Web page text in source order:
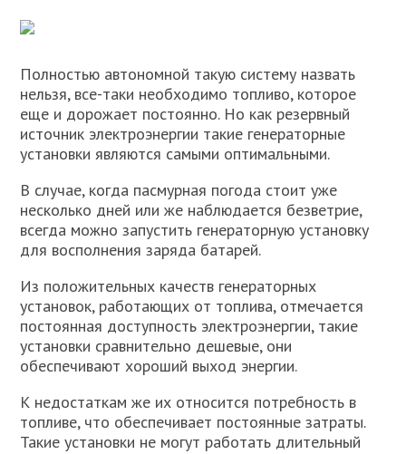
Полностью автономной такую систему назвать
нельзя, все-таки необходимо топливо, которое
еще и дорожает постоянно. Но как резервный
источник электроэнергии такие генераторные
установки являются самыми оптимальными.
В случае, когда пасмурная погода стоит уже
несколько дней или же наблюдается безветрие,
всегда можно запустить генераторную установку
для восполнения заряда батарей.
Из положительных качеств генераторных
установок, работающих от топлива, отмечается
постоянная доступность электроэнергии, такие
установки сравнительно дешевые, они
обеспечивают хороший выход энергии.
К недостаткам же их относится потребность в
топливе, что обеспечивает постоянные затраты.
Такие установки не могут работать длительный